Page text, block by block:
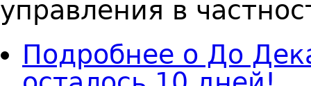
управления в
Подробнее о До